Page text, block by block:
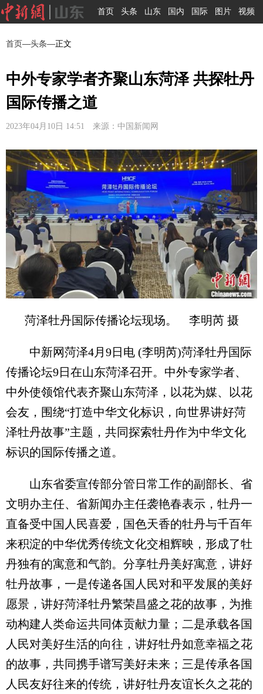
首页 头条 山东 国内 国际 图片 视频
首页—头条—正文
中外专家学者齐聚山东菏泽 共探牡丹
国际传播之道
2023年04月10日 14:51 来源：中国新闻网
菏泽牡丹国际传播论坛现场。 李明芮 摄
中新网菏泽4月9日电 (李明芮)菏泽牡丹国际
传播论坛9日在山东菏泽召开。中外专家学者、
中外使领馆代表齐聚山东菏泽，以花为媒、以花
会友，围绕“打造中华文化标识，向世界讲好菏
泽牡丹故事”主题，共同探索牡丹作为中华文化
标识的国际传播之道。
山东省委宣传部分管日常工作的副部长、省
文明办主任、省新闻办主任袭艳春表示，牡丹一
直备受中国人民喜爱，国色天香的牡丹与千百年
来积淀的中华优秀传统文化交相辉映，形成了牡
丹独有的寓意和气韵。分享牡丹美好寓意，讲好
牡丹故事，一是传递各国人民对和平发展的美好
愿景，讲好菏泽牡丹繁荣昌盛之花的故事，为推
动构建人类命运共同体贡献力量；二是承载各国
人民对美好生活的向往，讲好牡丹如意幸福之花
的故事，共同携手谱写美好未来；三是传承各国
人民友好往来的传统，讲好牡丹友谊长久之花的